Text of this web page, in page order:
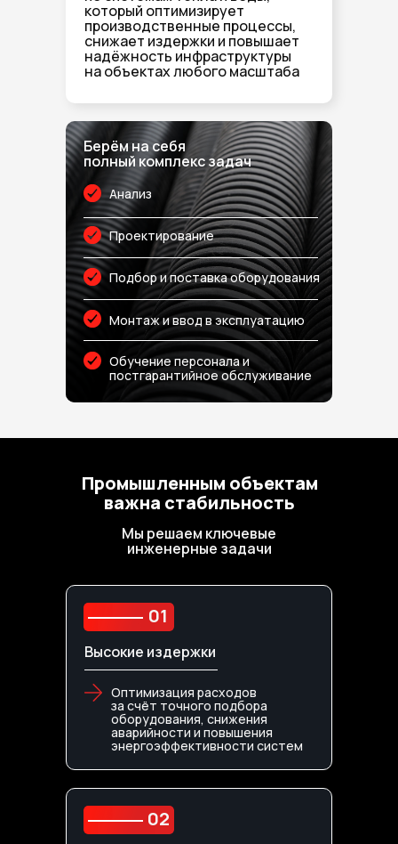
который оптимизирует
производственные процессы,
снижает издержки и повышает
надёжность инфраструктуры
на объектах любого масштаба
Берём на себя
полный комплекс задач
Анализ
Проектирование
Подбор и поставка оборудования
Монтаж и ввод в эксплуатацию
Обучение персонала и
постгарантийное обслуживание
Промышленным объектам
важна стабильность
Мы решаем ключевые
инженерные задачи
Высокие издержки
Оптимизация расходов
за счёт точного подбора
оборудования, снижения
аварийности и повышения
энергоэффективности систем
01
02